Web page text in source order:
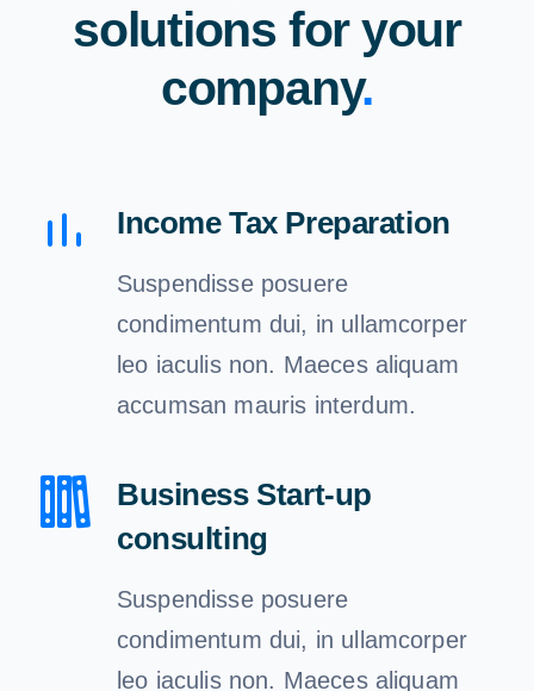
solutions for your
company.
Income Tax Preparation
Suspendisse posuere
condimentum dui, in ullamcorper
leo iaculis non. Maeces aliquam
accumsan mauris interdum.
Business Start-up
consulting
Suspendisse posuere
condimentum dui, in ullamcorper
leo iaculis non. Maeces aliquam